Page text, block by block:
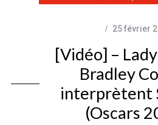
25 février
[Vidéo] –
Bradley
interprètent
(Oscars